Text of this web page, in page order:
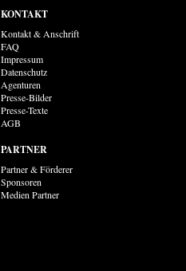
KONTAKT
Kontakt & Anschrift
FAQ
Impressum
Datenschutz
Agenturen
Presse-Bilder
Presse-Texte
AGB
PARTNER
Partner & Förderer
Sponsoren
Medien Partner